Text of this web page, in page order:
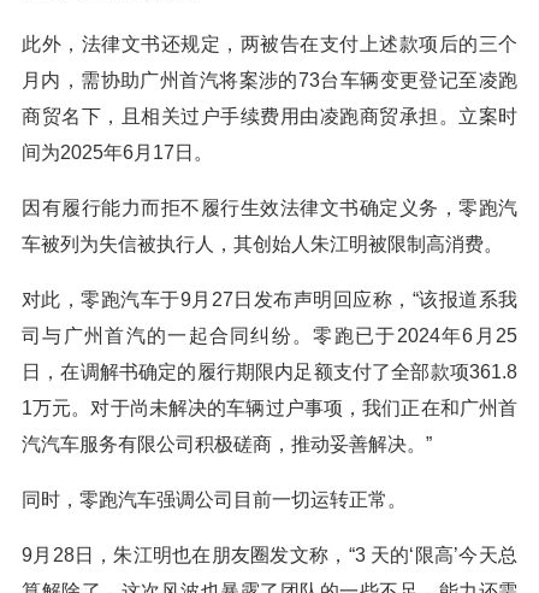
此外，法律文书还规定，两被告在支付上述款项后的三个
月内，需协助广州首汽将案涉的73台车辆变更登记至凌跑
商贸名下，且相关过户手续费用由凌跑商贸承担。立案时
间为2025年6月17日。
因有履行能力而拒不履行生效法律文书确定义务，零跑汽
车被列为失信被执行人，其创始人朱江明被限制高消费。
对此，零跑汽车于9月27日发布声明回应称，“该报道系我
司与广州首汽的一起合同纠纷。零跑已于2024年6月25
日，在调解书确定的履行期限内足额支付了全部款项361.8
1万元。对于尚未解决的车辆过户事项，我们正在和广州首
汽汽车服务有限公司积极磋商，推动妥善解决。”
同时，零跑汽车强调公司目前一切运转正常。
9月28日，朱江明也在朋友圈发文称，“3 天的‘限高’今天总